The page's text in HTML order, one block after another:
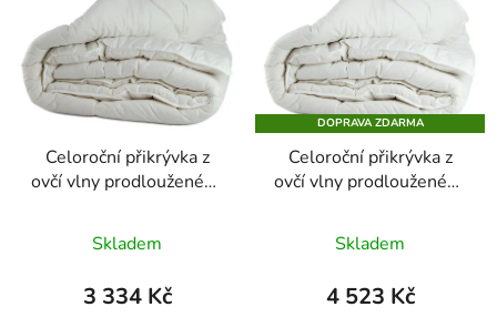
p
Celoroční přikrývka z
ovčí vlny prodlouženého
plátnu
Skladem
3 334 Kč
DOPRAVA ZDARMA
Celoroční přikrývka z
ovčí vlny prodlouženého
plátnu
Skladem
4 523 Kč